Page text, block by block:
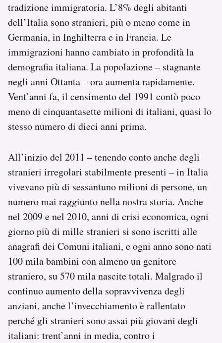
tradizione immigratoria. L’8% degli abitanti
dell’Italia sono stranieri, più o meno come in
Germania, in Inghilterra e in Francia. Le
immigrazioni hanno cambiato in profondità la
demografia italiana. La popolazione – stagnante
negli anni Ottanta – ora aumenta rapidamente.
Vent’anni fa, il censimento del 1991 contò poco
meno di cinquantasette milioni di italiani, quasi lo
stesso numero di dieci anni prima.
All’inizio del 2011 – tenendo conto anche degli
stranieri irregolari stabilmente presenti – in Italia
vivevano più di sessantuno milioni di persone, un
numero mai raggiunto nella nostra storia. Anche
nel 2009 e nel 2010, anni di crisi economica, ogni
giorno più di mille stranieri si sono iscritti alle
anagrafi dei Comuni italiani, e ogni anno sono nati
100 mila bambini con almeno un genitore
straniero, su 570 mila nascite totali. Malgrado il
continuo aumento della sopravvivenza degli
anziani, anche l’invecchiamento è rallentato
perché gli stranieri sono assai più giovani degli
italiani: trent’anni in media, contro i